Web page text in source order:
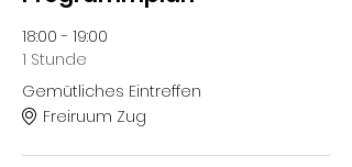
18:00 - 19:00
1 Stunde
Gemütliches Eintreffen
Freiruum Zug